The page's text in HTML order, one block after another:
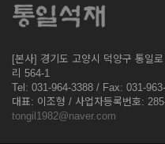
[본사] 경기도 고양시 덕양구 통일
리 564-1
Tel: 031-964-3388 / Fax: 031-
대표: 이조형 / 사업자등록번호:
tongil1982@naver.com